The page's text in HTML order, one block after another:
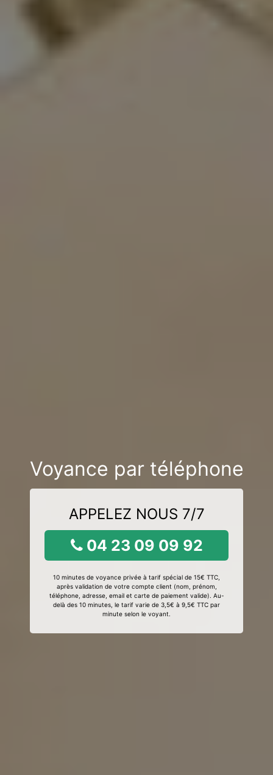
Voyance par téléphone
APPELEZ NOUS 7/7
04 23 09 09 92
10 minutes de voyance privée à tarif spécial de 15€ TTC,
après validation de votre compte client (nom, prénom,
téléphone, adresse, email et carte de paiement valide). Au-
delà des 10 minutes, le tarif varie de 3,5€ à 9,5€ TTC par
minute selon le voyant.